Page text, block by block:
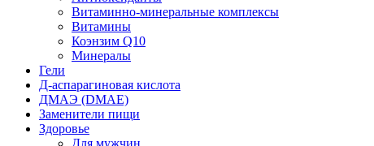
Витаминно-минеральные комплексы
Витамины
Коэнзим Q10
Минералы
Гели
Д-аспарагиновая кислота
ДМАЭ (DMAE)
Заменители пищи
Здоровье
Для мужчин